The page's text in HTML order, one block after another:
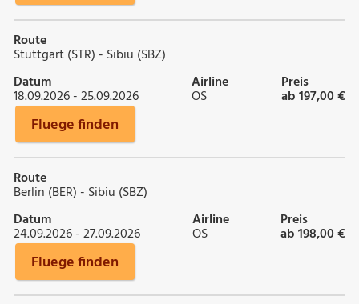
Route
Stuttgart (STR) - Sibiu (SBZ)
Datum
18.09.2026 - 25.09.2026
Airline
OS
Preis
ab 197,00 €
Fluege finden
Route
Berlin (BER) - Sibiu (SBZ)
Datum
24.09.2026 - 27.09.2026
Airline
OS
Preis
ab 198,00 €
Fluege finden